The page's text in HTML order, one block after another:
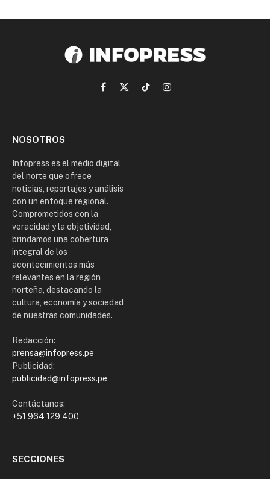
Facebook
X
(Twitter)
TikTokInstagram
NOSOTROS
Infopress es el medio digital
del norte que ofrece
noticias, reportajes y análisis
con un enfoque regional.
Comprometidos con la
veracidad y la objetividad,
brindamos una cobertura
integral de los
acontecimientos más
relevantes en la región
norteña, destacando la
cultura, economía y sociedad
de nuestras comunidades.
Redacción:
prensa@infopress.pe
Publicidad:
publicidad@infopress.pe
Contáctanos:
+51 964 129 400
SECCIONES